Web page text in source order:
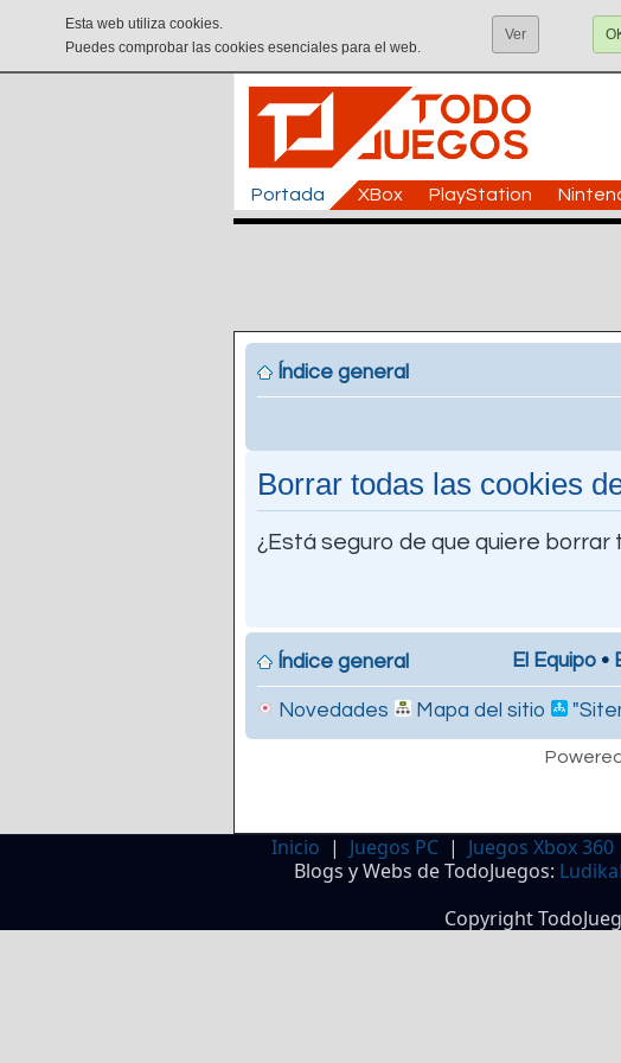
Esta web utiliza cookies.
Puedes comprobar las cookies esenciales para el web.
Ver
Portada XBox PlayStation
Índice general
Borrar todas las cookies
¿Está seguro de que quiere
Índice general El Equipo •
Novedades Mapa del sitio
Inicio | Juegos PC | Juegos Xbox 360
Blogs y Webs de TodoJuegos:
Copyright